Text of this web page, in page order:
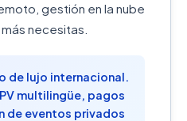
gestión en la nube
necesitas.
de lujo internacional.
multilingüe, pagos
de eventos privados